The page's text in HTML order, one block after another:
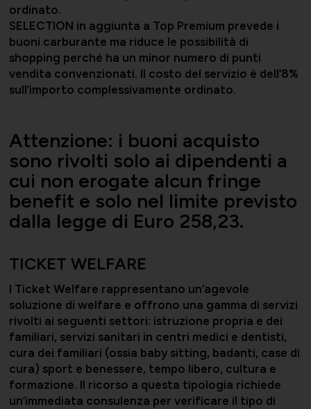
ordinato.
SELECTION in aggiunta a Top Premium prevede i
buoni carburante ma riduce le possibilità di
shopping perché ha un minor numero di punti
vendita convenzionati. Il costo del servizio è dell’8%
sull’importo complessivamente ordinato.
Attenzione: i buoni acquisto
sono rivolti solo ai dipendenti a
cui non erogate alcun fringe
benefit e solo nel limite previsto
dalla legge di Euro 258,23.
TICKET WELFARE
I Ticket Welfare rappresentano un’agevole
soluzione di welfare e offrono una gamma di servizi
rivolti ai seguenti settori: istruzione propria e dei
familiari, servizi sanitari in centri medici e dentisti,
cura dei familiari (ossia baby sitting, badanti, case di
cura) sport e benessere, tempo libero, cultura e
formazione. Il ricorso a questa tipologia richiede
un’immediata consulenza per verificare il tipo di
Contatti per area di competenza
Certificazioni
Convenzioni
Comunicati Stampa
UNIGEC
UNIONALIMENTARI
Salute, Università e Ricerca
Turismo e Cultura
Qualità, sicurezza e ambiente
Supporto tecnico-giuridico
Affari generali
Offerte di lavoro